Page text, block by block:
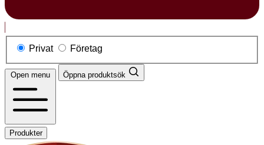
Privat Företag
Open menu Öppna produktsök
Produkter